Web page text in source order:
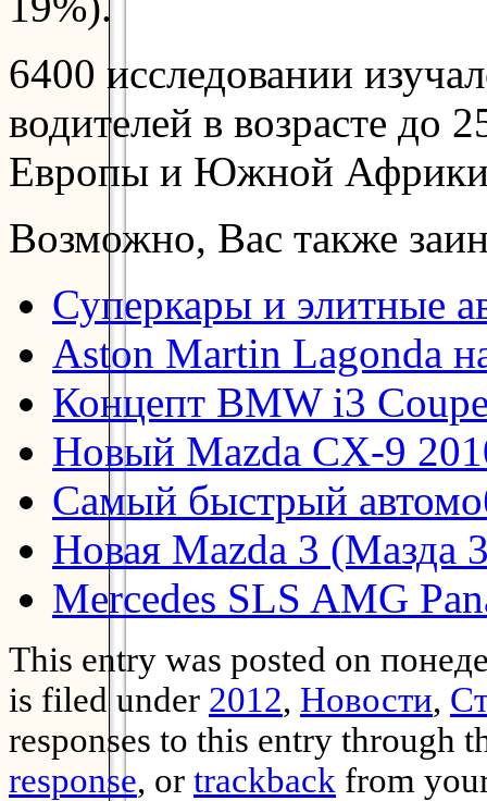
6400 исследовании
водителей в возрасте до
Европы и Южной
Возможно, Вас также
Суперкары и элитные
Aston Martin Lagonda
Концепт BMW i3
Новый Mazda CX-9
Самый быстрый
Новая Mazda 3 (Мазда
Mercedes SLS AMG
This entry was posted on
is filed under 2012, Новости,
responses to this entry through
response, or trackback from